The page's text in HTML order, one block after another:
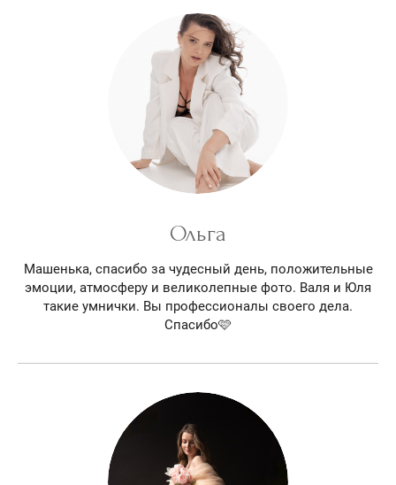
Ольга
Машенька, спасибо за чудесный день, положительные
эмоции, атмосферу и великолепные фото. Валя и Юля
такие умнички. Вы профессионалы своего дела.
Спасибо🩷